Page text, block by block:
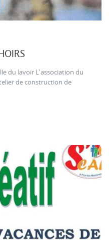
du lavoir L'association du
de construction de